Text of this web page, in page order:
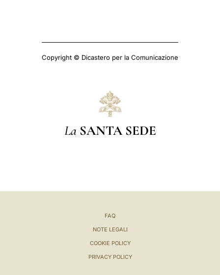
Copyright © Dicastero per la Comunicazione
La SANTA SEDE
FAQ
NOTE LEGALI
COOKIE POLICY
PRIVACY POLICY